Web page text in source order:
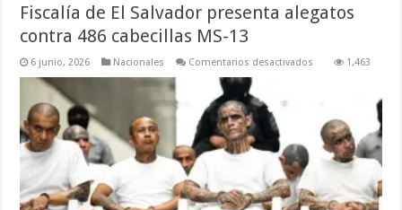
Fiscalía de El Salvador presenta alegatos
contra 486 cabecillas MS-13
6 junio, 2026 Nacionales Comentarios desactivados
presenta
alegatos
contra
486
cabecillas
13
1,463